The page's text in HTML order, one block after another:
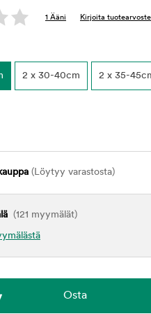
1 Ääni Kirjoita
2 x 30-40cm 2 x 35-
(Löytyy varastosta)
(121 myymälät)